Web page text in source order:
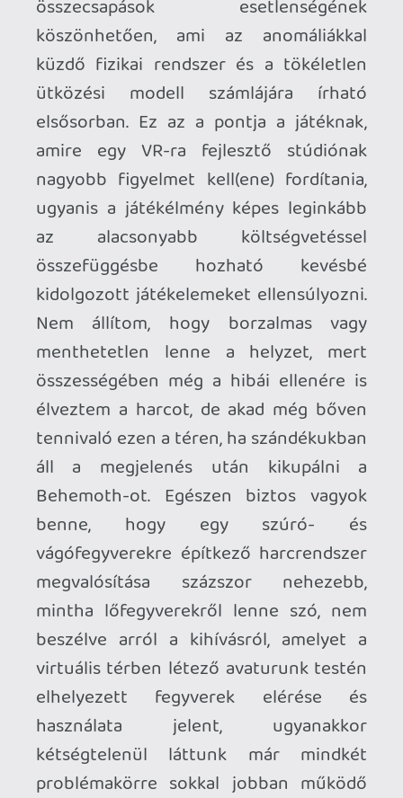
szemben, amiről messziről ordít, hogy a
Quest 2 jelentette a tervezőasztalon a
szűk keresztmetszetet. Kiábrándítóan
mosott textúrák, pop-upolás, alacsony
felbontás és látótávolság a
kompromisszum ára standalone
eszközökön, ráadásul mintha semmit
nem profitálna a Quest 3
többleterejéből. A Quest Game Optimizer
gyorsan kiadott HD profilja már
önmagában sokat javít a helyzeten,
bízom benne hogy a fejlesztők is
folytatják az optimalizációt a jövőben, de
én nagyjából két óra után átpártoltam a
jó öreg kompjúterhez és újra kezdtem a
kalandot, ugyanis a mentések
átjárhatóságát még nem sikerült
megvalósítani. Szerény konfigurációmon
(i9-9900/64GB/RTX2080Ti) is mindent
ultrára tudtam tekerni, így azért jóval
tetszetősebb grafikát kaptam, de még így
sem estem azért hanyatt tőle. (Ebben
lehet talán némi szerepe a közvetlenül
előtte befejezett Half-Life:Alyx-nek.) A
PlayStation 5 közel azonos
teljesítményével valószínűleg nagyon
hasonló grafikai beállításokra lehet
számítani PS VR2-n és nem kell félni a
kábeltől sem, nincsenek olyan intenzív
360°-os bunyók vagy platformer részek,
ahol komolyabb hátrányt jelentene.
A technikai limitációknál is jobban zavart
a puritán művészeti design, az első
fejezet helyszíneit annyira monotonnak,
minden eredetiséget nélkülözőnek